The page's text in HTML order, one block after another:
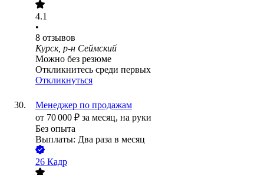
4.1
•
8 отзывов
Курск, р-н Сеймский
Можно без резюме
Откликнитесь среди первых
Откликнуться
Менеджер по продажам
от 70 000 ₽ за месяц, на руки
Без опыта
Выплаты: Два раза в месяц
26 Кадр